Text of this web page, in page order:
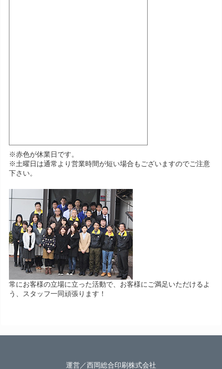
※赤色が休業日です。
※土曜日は通常より営業時間が短い場合もございますのでご注意
下さい。
常にお客様の立場に立った活動で、お客様にご満足いただけるよ
う、スタッフ一同頑張ります！
運営／西岡総合印刷株式会社